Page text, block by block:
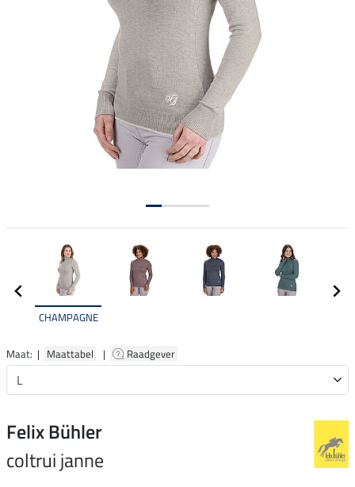
CHAMPAGNE
Maat: | Maattabel | Raadgever
Felix Bühler
coltrui janne